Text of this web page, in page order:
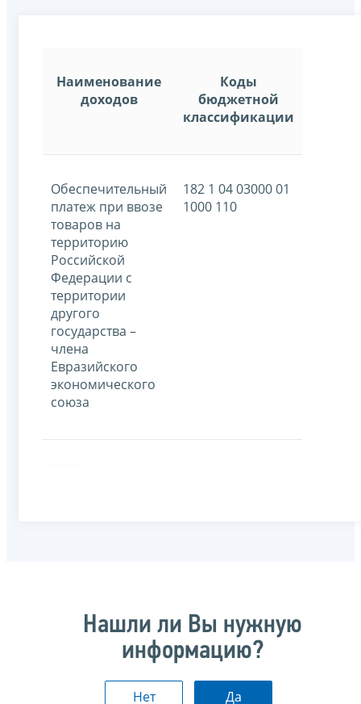
Наименование
доходов
Коды
бюджетной
классификации
Обеспечительный
платеж при ввозе
товаров на
территорию
Российской
Федерации с
территории
другого
государства –
члена
Евразийского
экономического
союза
182 1 04 03000 01
1000 110
Нашли ли Вы нужную
информацию?
Нет Да